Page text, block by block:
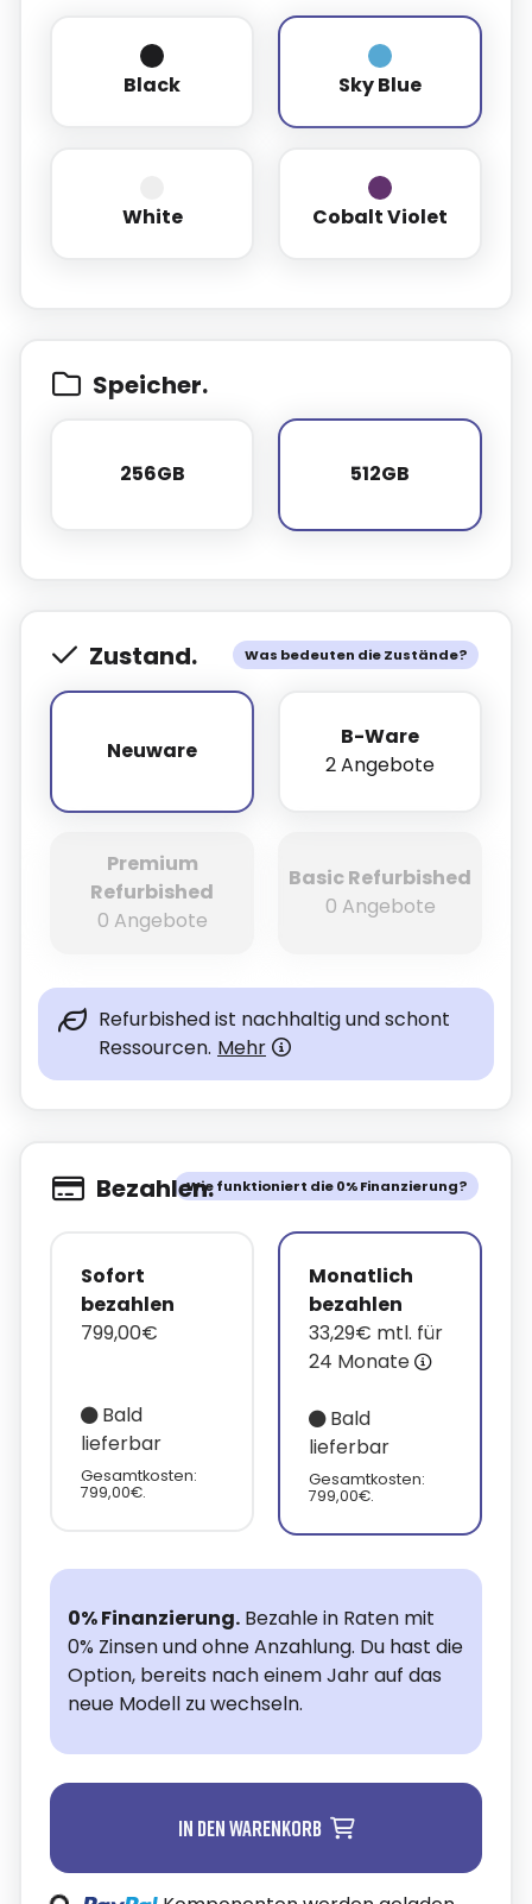
Black
Black Sky Blue
Sky Blue
White
White Cobalt Violet
Cobalt Violet
Speicher.
256GB
256GB 512GB
512GB
Was bedeuten die Zustände?
Zustand.
Neuware
Neuware
B-Ware
2 Angebote
Premium
Refurbished
0 Angebote
Basic Refurbished
0 Angebote
Refurbished ist nachhaltig und schont
Ressourcen. Mehr
Wie funktioniert die 0% Finanzierung?
Bezahlen.
Sofort
bezahlen
799,00€
Bald
lieferbar
Gesamtkosten:
799,00€.
Monatlich
bezahlen
33,29€ mtl. für
24 Monate
Bald
lieferbar
Gesamtkosten:
799,00€.
0% Finanzierung. Bezahle in Raten mit
0% Zinsen und ohne Anzahlung. Du hast die
Option, bereits nach einem Jahr auf das
neue Modell zu wechseln.
In den Warenkorb